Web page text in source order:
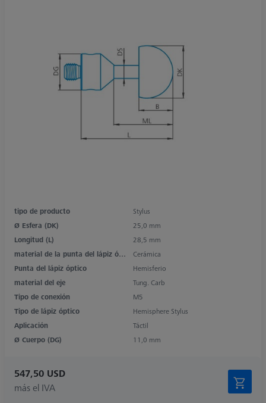
tipo de producto
Stylus
Ø Esfera (DK)
25,0 mm
Longitud (L)
28,5 mm
material de la punta del lápiz óptico
Cerámica
Punta del lápiz óptico
Hemisferio
material del eje
Tung. Carb
Tipo de conexión
M5
Tipo de lápiz óptico
Hemisphere Stylus
Aplicación
Táctil
Ø Cuerpo (DG)
11,0 mm
547,50 USD
más el IVA